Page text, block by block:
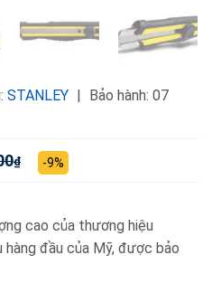
STANLEY
Bảo hành: 07
₫ -9%
cao của thương hiệu
đầu của Mỹ, được bảo